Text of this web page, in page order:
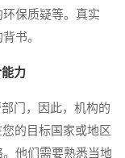
保质疑等。真实
书。
力
门，因此，机构的
的目标国家或地区
他们需要熟悉当地